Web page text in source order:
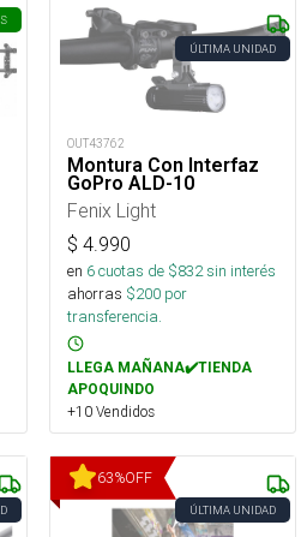
ÚLTIMA UNIDAD
OUT43762
Montura Con Interfaz
GoPro ALD-10
Fenix Light
$ 4.990
en 6cuotas de $832sin interés
ahorras $200 por
transferencia.
LLEGA MAÑANA✔️TIENDA
APOQUINDO
+10 Vendidos
63%OFF
ÚLTIMA UNIDAD